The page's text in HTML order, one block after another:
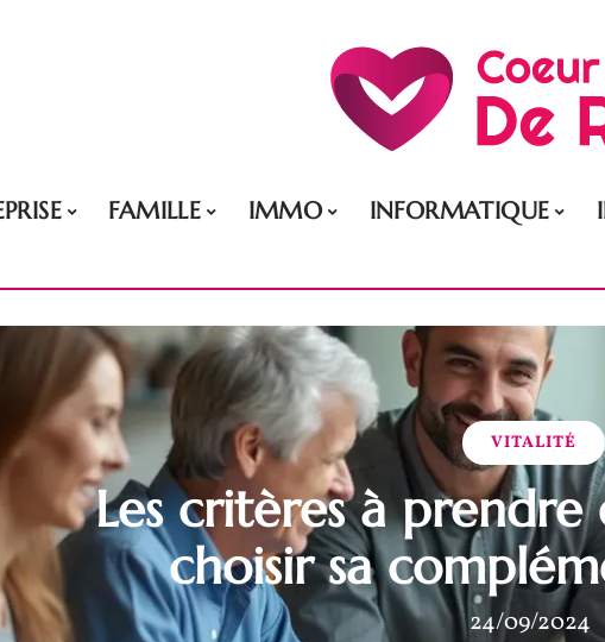
FAMILLE IMMO INFORMATIQUE
VITALITÉ
Les critères à
choisir sa
24/09/2024